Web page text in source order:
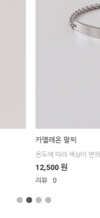
카멜레온 팔찌
온도에 따라 색상이 변
12,500 원
리뷰: 0